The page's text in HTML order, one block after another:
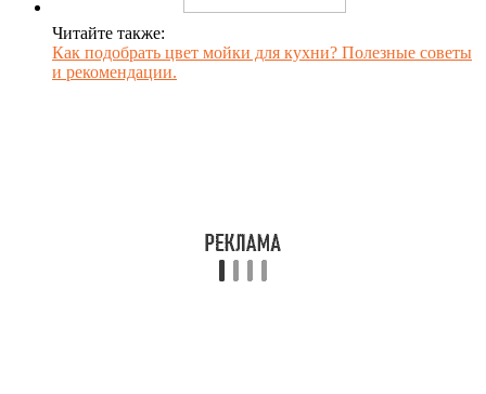
Читайте также:
Как подобрать цвет мойки для кухни? Полезные советы
и рекомендации.